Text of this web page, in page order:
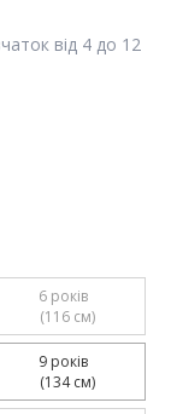
від 4 до 12
6 років
(116 см)
9 років
(134 см)